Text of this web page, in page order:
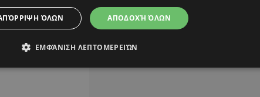
,
κι
ΑΠΟΔΟΧΉ ΌΛΩΝ
ΌΛΩΝ
ΕΜΦΆΝΙΣΗ ΛΕΠΤΟΜΕΡΕΙΏΝ